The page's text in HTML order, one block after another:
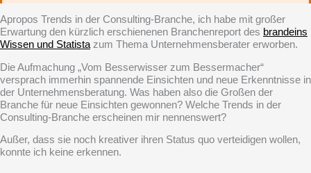
Apropos Trends in der Consulting-Branche, ich habe mit großer
Erwartung den kürzlich erschienenen Branchenreport des brandeins
Wissen und Statista zum Thema Unternehmensberater erworben.
Die Aufmachung „Vom Besserwisser zum Bessermacher“
versprach immerhin spannende Einsichten und neue Erkenntnisse in
der Unternehmensberatung. Was haben also die Großen der
Branche für neue Einsichten gewonnen? Welche Trends in der
Consulting-Branche erscheinen mir nennenswert?
Außer, dass sie noch kreativer ihren Status quo verteidigen wollen,
konnte ich keine erkennen.